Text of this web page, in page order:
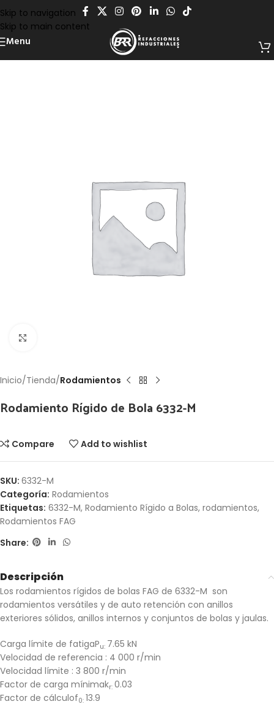
Skip to navigation
Skip to main content
Menu
Inicio Tienda Rodamientos
Rodamiento Rígido de Bola 6332-M
Compare Add to wishlist
SKU: 6332-M
Categoría: Rodamientos
Etiquetas: 6332-M, Rodamiento Rígido a Bolas, rodamientos,
Rodamientos FAG
Share:
Descripción
Los rodamientos rígidos de bolas FAG de 6332-M son
rodamientos versátiles y de auto retención con anillos
exteriores sólidos, anillos internos y conjuntos de bolas y jaulas.
Carga límite de fatigaPu: 7.65 kN
Velocidad de referencia : 4 000 r/min
Velocidad límite : 3 800 r/min
Factor de carga mínimakr: 0.03
Factor de cálculof0: 13.9